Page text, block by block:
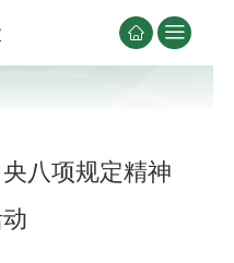
 
八项规定精神